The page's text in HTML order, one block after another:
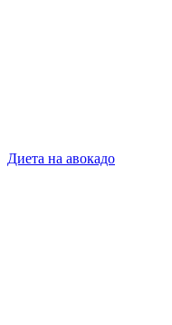
Диета на авокадо